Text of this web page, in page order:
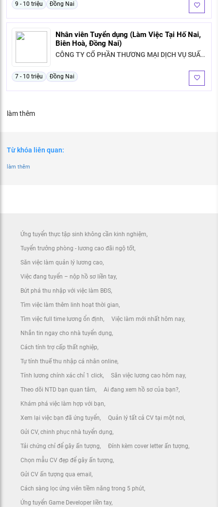
9 - 10 triệu Đồng Nai
Nhân viên Tuyển dụng (Làm Việc Tại Hố Nai,
Biên Hoà, Đồng Nai)
CÔNG TY CỔ PHẦN THƯƠNG MẠI DỊCH VỤ SUẤT
7 - 10 triệu Đồng Nai
làm thêm
Từ khóa liên quan:
làm thêm
Ứng tuyển thực tập sinh không cần kinh nghiệm
Tuyển trưởng phòng - lương cao đãi ngộ tốt
Săn việc làm quản lý lương cao
Việc đang tuyển – nộp hồ sơ liền tay
Bứt phá thu nhập với việc làm BĐS
Tìm việc làm thêm linh hoạt thời gian
Tìm việc full time lương ổn định Việc làm mới nhất hôm nay
Nhắn tin ngay cho nhà tuyển dụng
Cách tính trợ cấp thất nghiệp
Tự tính thuế thu nhập cá nhân online
Tính lương chính xác chỉ 1 click Săn việc lương cao hôm nay
Theo dõi NTD bạn quan tâm Ai đang xem hồ sơ của bạn?
Khám phá việc làm hợp với bạn
Xem lại việc bạn đã ứng tuyển Quản lý tất cả CV tại một nơi
Gửi CV, chinh phục nhà tuyển dụng
Tải chứng chỉ để gây ấn tượng Đính kèm cover letter ấn tượng
Chọn mẫu CV đẹp để gây ấn tượng
Gửi CV ấn tượng qua email
Cách sàng lọc ứng viên tiềm năng trong 5 phút
Ứng tuyển Game Developer liền tay